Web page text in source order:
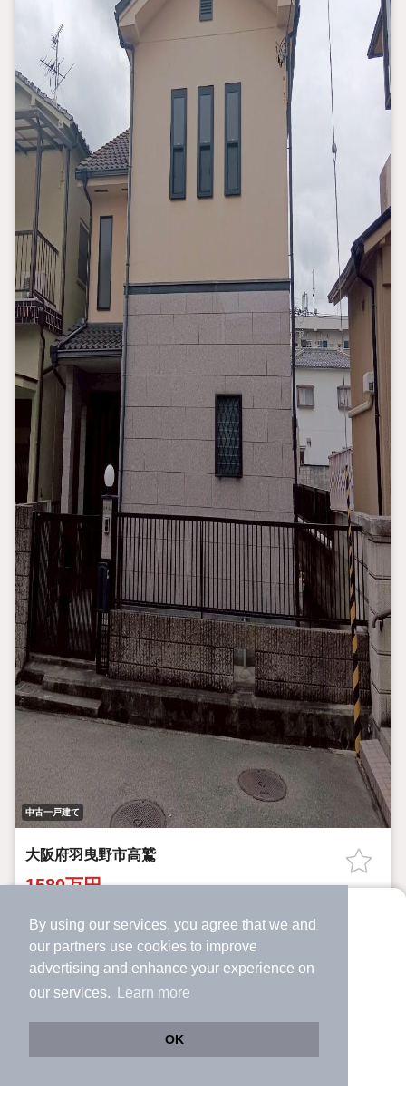
By using our services, you agree that we and
our partners use cookies to improve
advertising and enhance your experience on
our services.
Learn more
OK
より使いやすくなった
アプリで物件探ししませんか？
サクサク動く地図で物件検索
中古一戸建て
大阪府羽曳野市高鷲
1580万円
高鷲駅 歩9分 （南大阪線）
分 （南大阪線）
藤井寺駅 歩
大阪府羽曳野市高鷲